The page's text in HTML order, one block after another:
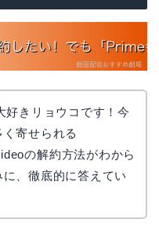
好きリョウコです！今
寄せられる
の解約方法がわから
、徹底的に答えてい